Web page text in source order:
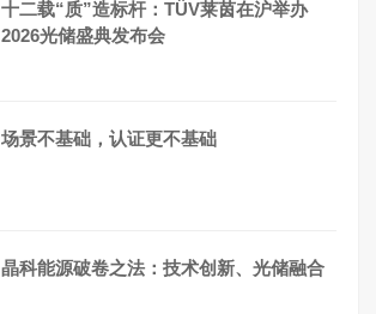
十二载“质”造标杆：TÜV莱茵在沪举办
2026光储盛典发布会
场景不基础，认证更不基础
晶科能源破卷之法：技术创新、光储融合